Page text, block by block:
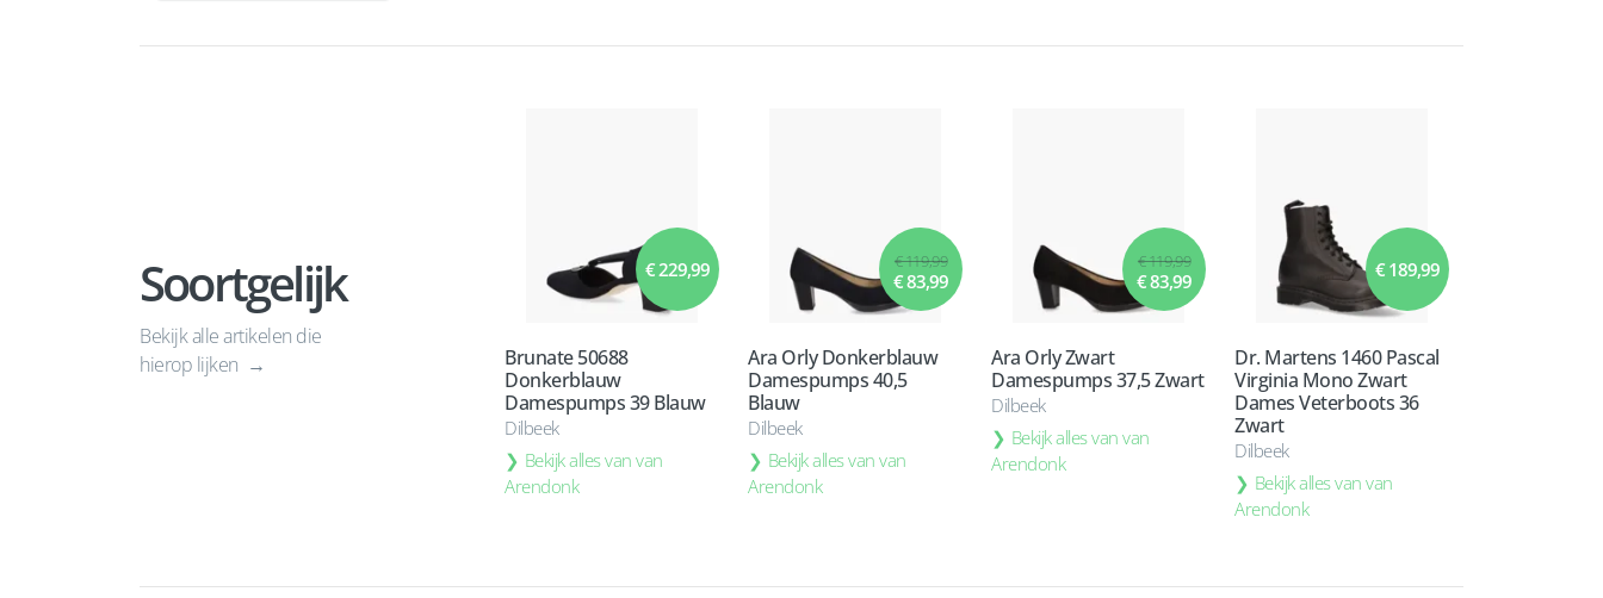
Soortgelijk
Bekijk alle artikelen die
hierop lijken
€ 229,99
Brunate 50688
Donkerblauw
Damespumps 39 Blauw
Dilbeek
Bekijk alles van van
Arendonk
€ 119,99
€ 83,99
Ara Orly Donkerblauw
Damespumps 40,5
Blauw
Dilbeek
Bekijk alles van van
Arendonk
€ 119,99
€ 83,99
Ara Orly Zwart
Damespumps 37,5 Zwart
Dilbeek
Bekijk alles van van
Arendonk
€ 189,99
Dr. Martens 1460 Pascal
Virginia Mono Zwart
Dames Veterboots 36
Zwart
Dilbeek
Bekijk alles van van
Arendonk